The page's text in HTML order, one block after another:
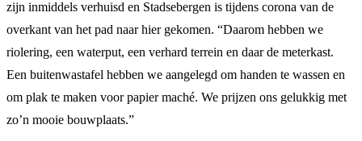
zijn inmiddels verhuisd en Stadsebergen is tijdens corona van de
overkant van het pad naar hier gekomen. “Daarom hebben we
riolering, een waterput, een verhard terrein en daar de meterkast.
Een buitenwastafel hebben we aangelegd om handen te wassen en
om plak te maken voor papier maché. We prijzen ons gelukkig met
zo’n mooie bouwplaats.”